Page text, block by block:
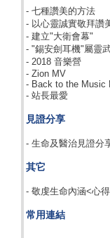
- 七種讚美的方法
- 以心靈誠實敬拜讚
- 建立"大衛會幕"
- "錫安劍耳機"屬靈
- 2018 音樂營
- Zion MV
- Back to the Music
- 站長最愛
見證分享
- 生命及醫治見證分
其它
- 敬虔生命內涵<心
常用連結